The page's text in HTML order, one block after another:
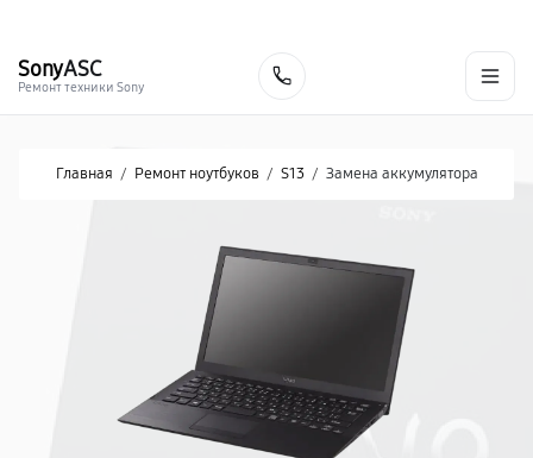
SonyASC
Ремонт техники Sony
Главная / Ремонт ноутбуков / S13 / Замена аккумулятора